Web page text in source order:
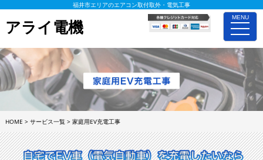
MENU
toggle
福井市エリアのエアコン取付取外・電気工事
アライ電機
HOME > サービス一覧> 家庭用EV充電工事